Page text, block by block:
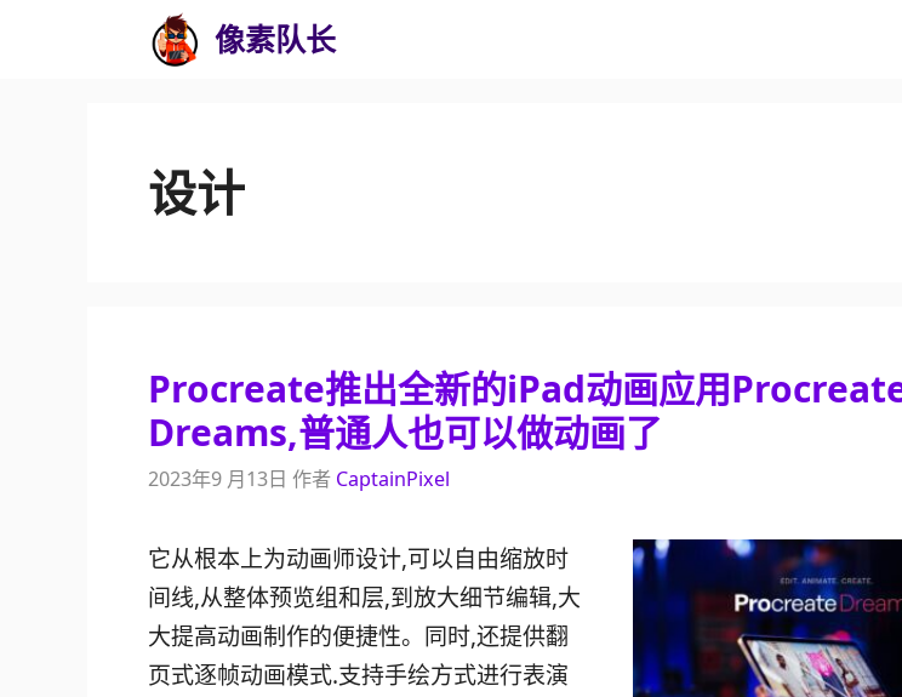
像素队长
设计
Procreate推出全新的iPad动画应用
Dreams,普通人也可以做动画了
2023年9 月13日 作者 CaptainPixel
它从根本上为动画师设计,可以自由缩放时
间线,从整体预览组和层,到放大细节编辑,大
大提高动画制作的便捷性。同时,还提供翻
页式逐帧动画模式.支持手绘方式进行表演